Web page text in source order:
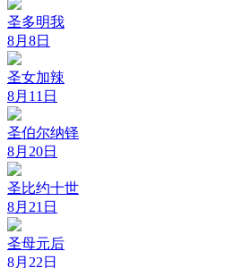
圣多明我
8月8日
圣女加辣
8月11日
圣伯尔纳铎
8月20日
圣比约十世
8月21日
圣母元后
8月22日